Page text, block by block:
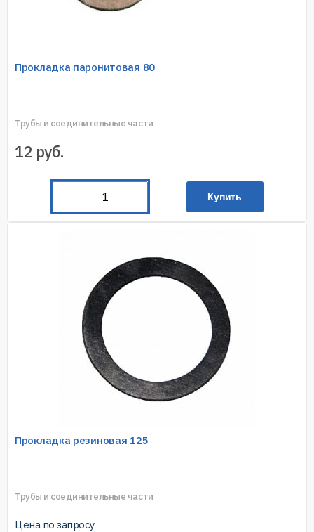
Прокладка паронитовая 80
Трубы и соединительные части
12 руб.
Купить
Прокладка резиновая 125
Трубы и соединительные части
Цена по запросу